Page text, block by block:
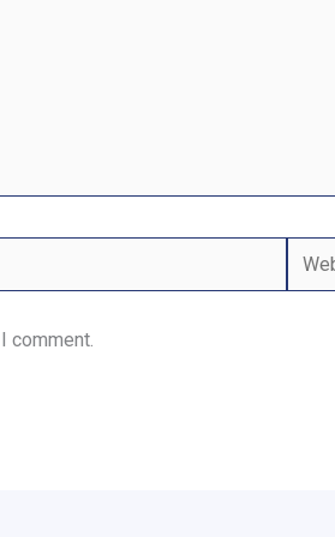
comment.